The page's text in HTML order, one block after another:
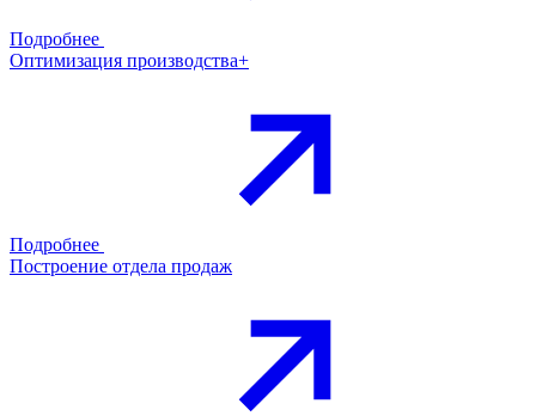
Подробнее
Оптимизация производства+
Подробнее
Построение отдела продаж